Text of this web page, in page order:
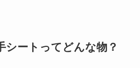
シートってどんな物？